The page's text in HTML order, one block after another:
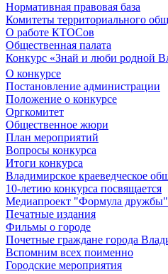
Нормативная правовая база
Комитеты территориального
О работе КТОСов
Общественная палата
Конкурс «Знай и люби родной
О конкурсе
Постановление администрации
Положение о конкурсе
Оргкомитет
Общественное жюри
План мероприятий
Вопросы конкурса
Итоги конкурса
Владимирское краеведческое
10-летию конкурса посвящается
Медиапроект "Формула дружбы"
Печатные издания
Фильмы о городе
Почетные граждане города
Вспомним всех поименно
Городские мероприятия